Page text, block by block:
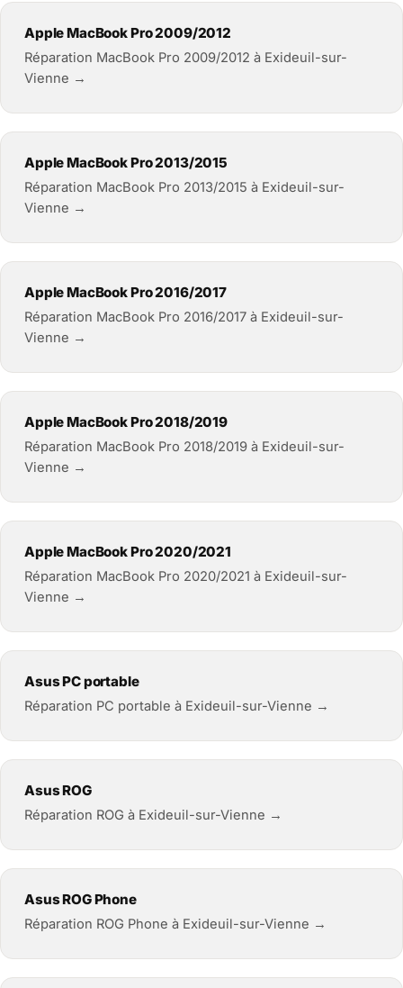
Apple MacBook Pro 2009/2012
Réparation MacBook Pro 2009/2012 à Exideuil-sur-
Vienne →
Apple MacBook Pro 2013/2015
Réparation MacBook Pro 2013/2015 à Exideuil-sur-
Vienne →
Apple MacBook Pro 2016/2017
Réparation MacBook Pro 2016/2017 à Exideuil-sur-
Vienne →
Apple MacBook Pro 2018/2019
Réparation MacBook Pro 2018/2019 à Exideuil-sur-
Vienne →
Apple MacBook Pro 2020/2021
Réparation MacBook Pro 2020/2021 à Exideuil-sur-
Vienne →
Asus PC portable
Réparation PC portable à Exideuil-sur-Vienne →
Asus ROG
Réparation ROG à Exideuil-sur-Vienne →
Asus ROG Phone
Réparation ROG Phone à Exideuil-sur-Vienne →